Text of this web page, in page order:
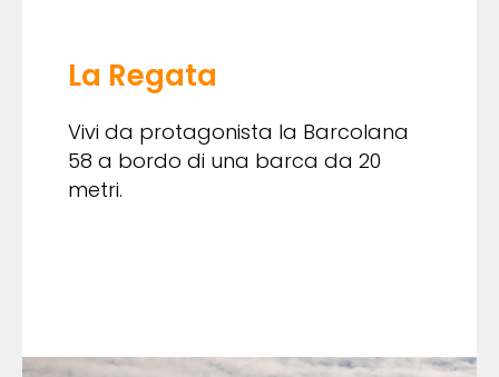
La Regata
Vivi da protagonista la Barcolana
58 a bordo di una barca da 20
metri.